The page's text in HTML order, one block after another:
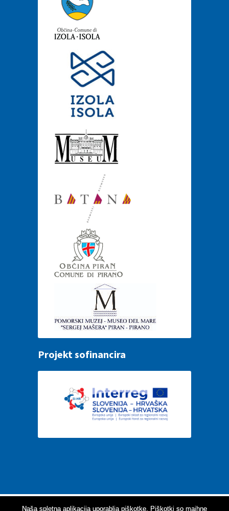
Projekt sofinancira
Za optimalno delovanje spletne aplikacije vam
Naša spletna aplikacija uporablja piškotke. Piškotki so majhne